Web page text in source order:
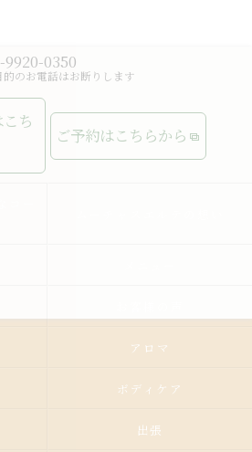
9920-0350
のお電話はお断りします
ち
ご予約はこちらから
アロマ
ボディケア
出張